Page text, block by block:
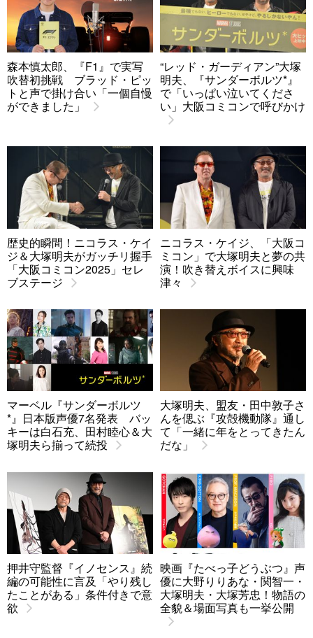
森本慎太郎、『F1』で実写
吹替初挑戦 ブラッド・ピッ
トと声で掛け合い「一個自慢
ができました」
“レッド・ガーディアン”大塚
明夫、『サンダーボルツ*』
で「いっぱい泣いてくださ
い」大阪コミコンで呼びかけ
歴史的瞬間！ニコラス・ケイ
ジ＆大塚明夫がガッチリ握手
「大阪コミコン2025」セレ
ブステージ
ニコラス・ケイジ、「大阪コ
ミコン」で大塚明夫と夢の共
演！吹き替えボイスに興味
津々
マーベル『サンダーボルツ
*』日本版声優7名発表 バッ
キーは白石充、田村睦心＆大
塚明夫ら揃って続投
大塚明夫、盟友・田中敦子さ
んを偲ぶ『攻殻機動隊』通し
て「一緒に年をとってきたん
だな」
押井守監督『イノセンス』続
編の可能性に言及「やり残し
たことがある」条件付きで意
欲
映画『たべっ子どうぶつ』声
優に大野りりあな・関智一・
大塚明夫・大塚芳忠！物語の
全貌＆場面写真も一挙公開